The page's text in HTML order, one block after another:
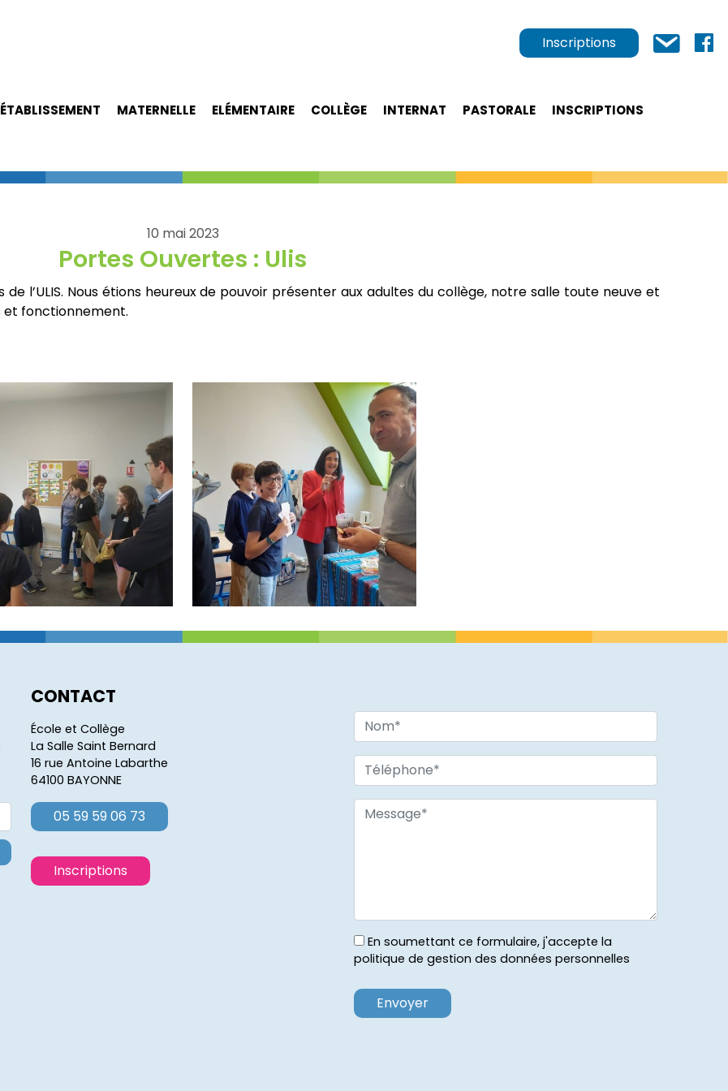
Inscriptions
ÉTABLISSEMENT MATERNELLE ELÉMENTAIRE COLLÈGE INTERNAT PASTORALE
INSCRIPTIONS
10 mai 2023
Portes Ouvertes : Ulis
l’ULIS. Nous étions heureux de pouvoir présenter aux adultes du collège, notre salle toute neuve et
et fonctionnement.
CONTACT
École et Collège
La Salle Saint Bernard
16 rue Antoine Labarthe
64100 BAYONNE
05 59 59 06 73
Inscriptions
En soumettant ce formulaire, j'accepte la
politique de gestion des données personnelles